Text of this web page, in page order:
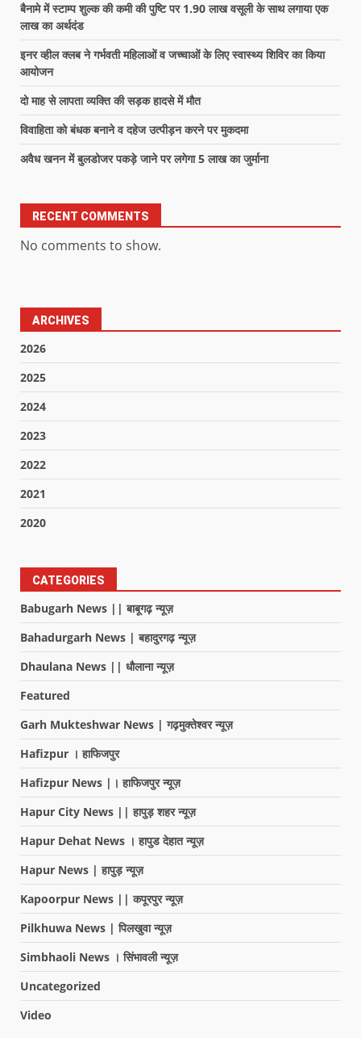
बैनामे में स्टाम्प शुल्क की कमी की पुष्टि पर 1.90 लाख वसूली के साथ लगाया एक
लाख का अर्थदंड
इनर व्हील क्लब ने गर्भवती महिलाओं व जच्चाओं के लिए स्वास्थ्य शिविर का किया
आयोजन
दो माह से लापता व्यक्ति की सड़क हादसे में मौत
विवाहिता को बंधक बनाने व दहेज उत्पीड़न करने पर मुकदमा
अवैध खनन में बुलडोजर पकड़े जाने पर लगेगा 5 लाख का जुर्माना
RECENT COMMENTS
No comments to show.
ARCHIVES
2026
2025
2024
2023
2022
2021
2020
CATEGORIES
Babugarh News || बाबूगढ़ न्यूज़
Bahadurgarh News | बहादुरगढ़ न्यूज़
Dhaulana News || धौलाना न्यूज़
Featured
Garh Mukteshwar News | गढ़मुक्तेश्वर न्यूज़
Hafizpur । हाफिजपुर
Hafizpur News |। हाफिजपुर न्यूज़
Hapur City News || हापुड़ शहर न्यूज़
Hapur Dehat News । हापुड देहात न्यूज़
Hapur News | हापुड़ न्यूज़
Kapoorpur News || कपूरपुर न्यूज़
Pilkhuwa News | पिलखुवा न्यूज़
Simbhaoli News । सिंभावली न्यूज़
Uncategorized
Video